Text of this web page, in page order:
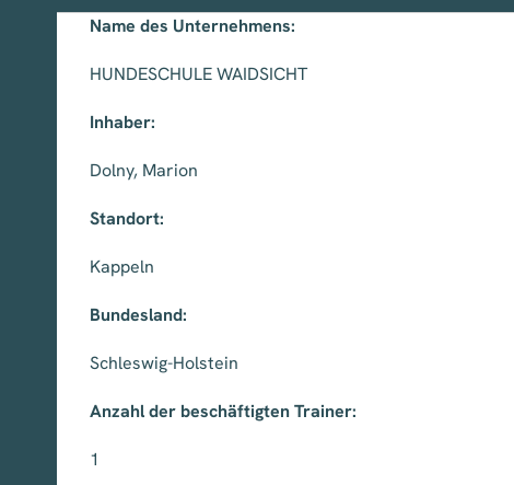
Name des Unternehmens:
HUNDESCHULE WAIDSICHT
Inhaber:
Dolny, Marion
Standort:
Kappeln
Bundesland:
Schleswig-Holstein
Anzahl der beschäftigten Trainer:
1